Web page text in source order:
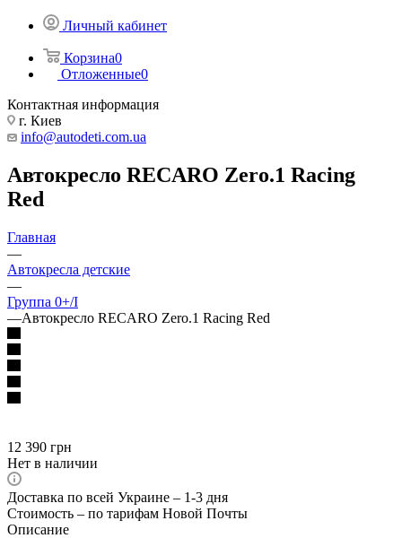
Личный кабинет
Корзина0
Отложенные0
Контактная информация
г. Киев
info@autodeti.com.ua
Автокресло RECARO Zero.1 Racing
Red
Главная
—
Автокресла детские
—
Группа 0+/I
—Автокресло RECARO Zero.1 Racing Red
12 390 грн
Нет в наличии
Доставка по всей Украине – 1-3 дня
Стоимость – по тарифам Новой Почты
Описание